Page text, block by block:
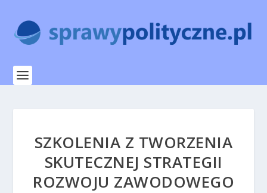
SZKOLENIA Z TWORZENIA
SKUTECZNEJ STRATEGII
ROZWOJU ZAWODOWEGO